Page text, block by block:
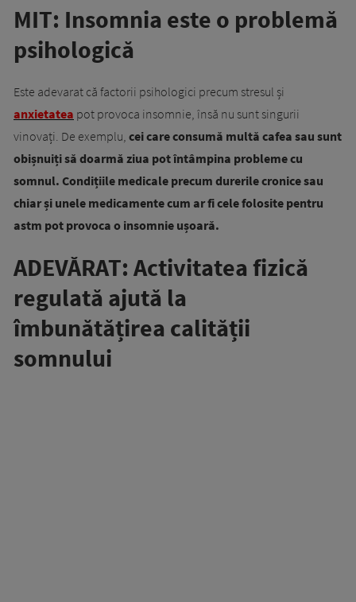
MIT: Insomnia este o problemă
psihologică
Este adevarat că factorii psihologici precum stresul și
anxietatea pot provoca insomnie, însă nu sunt singurii
vinovați. De exemplu, cei care consumă multă cafea sau sunt
obișnuiți să doarmă ziua pot întâmpina probleme cu
somnul. Condițiile medicale precum durerile cronice sau
chiar și unele medicamente cum ar fi cele folosite pentru
astm pot provoca o insomnie ușoară.
ADEVĂRAT: Activitatea fizică
regulată ajută la
îmbunătățirea calității
somnului